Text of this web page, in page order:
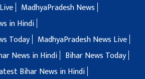
MadhyaPradesh News
in Hindi
Today
MadhyaPradesh News Live
News in Hindi
Bihar News Today
Bihar News in Hindi